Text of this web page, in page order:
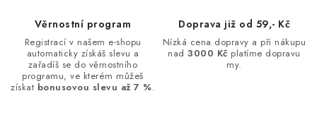
v
Věrnostní program
Registrací v našem e-shopu
automaticky získáš slevu a
zařadíš se do věrnostního
programu, ve kterém můžeš
získat bonusovou slevu až 7 %.
Doprava již od 59,- Kč
Nízká cena dopravy a při nákupu
nad3000 Kč platíme dopravu
my.